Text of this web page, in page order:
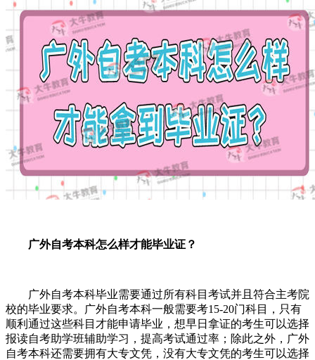
广外自考本科怎么样才能毕业证？
广外自考本科毕业需要通过所有科目考试并且符合主考院
校的毕业要求。广外自考本科一般需要考15-20门科目，只有
顺利通过这些科目才能申请毕业，想早日拿证的考生可以选择
报读自考助学班辅助学习，提高考试通过率；除此之外，广外
自考本科还需要拥有大专文凭，没有大专文凭的考生可以选择